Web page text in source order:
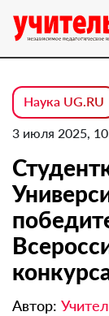
Наука UG.RU
3 июля 2025,
Автор: